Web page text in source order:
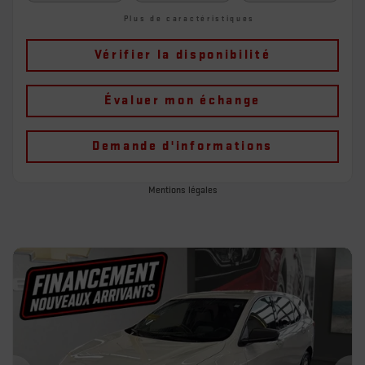
Plus de caractéristiques
Vérifier la disponibilité
Évaluer mon échange
Demande d'informations
Mentions légales